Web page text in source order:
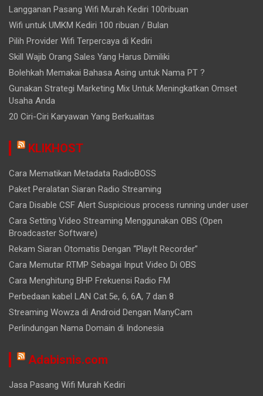
Langganan Pasang Wifi Murah Kediri 100ribuan
Wifi untuk UMKM Kediri 100 ribuan / Bulan
Pilih Provider Wifi Terpercaya di Kediri
Skill Wajib Orang Sales Yang Harus Dimiliki
Bolehkah Memakai Bahasa Asing untuk Nama PT ?
Gunakan Strategi Marketing Mix Untuk Meningkatkan Omset
Usaha Anda
20 Ciri-Ciri Karyawan Yang Berkualitas
KLIKHOST
Cara Mematikan Metadata RadioBOSS
Paket Peralatan Siaran Radio Streaming
Cara Disable CSF Alert Suspicious process running under user
Cara Setting Video Streaming Menggunakan OBS (Open
Broadcaster Software)
Rekam Siaran Otomatis Dengan “PlayIt Recorder”
Cara Memutar RTMP Sebagai Input Video Di OBS
Cara Menghitung BHP Frekuensi Radio FM
Perbedaan kabel LAN Cat.5e, 6, 6A, 7 dan 8
Streaming Wowza di Android Dengan ManyCam
Perlindungan Nama Domain di Indonesia
Adabisnis.com
Jasa Pasang Wifi Murah Kediri